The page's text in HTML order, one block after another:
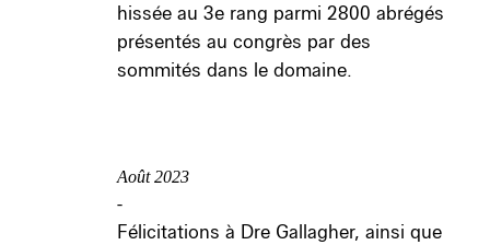
hissée au 3e rang parmi 2800 abrégés
présentés au congrès par des
sommités dans le domaine.
Août 2023
-
Félicitations à Dre Gallagher, ainsi que